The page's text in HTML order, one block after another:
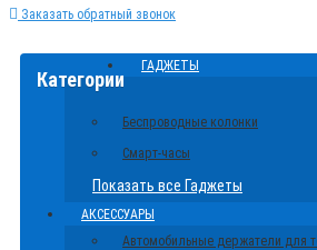
Заказать обратный звонок
Категории
ГАДЖЕТЫ
Беспроводные колонки
Смарт-часы
Показать все Гаджеты
АКСЕССУАРЫ
Автомобильные держатели для